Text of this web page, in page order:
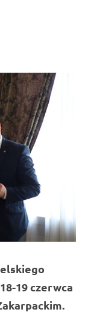
19 czerwca